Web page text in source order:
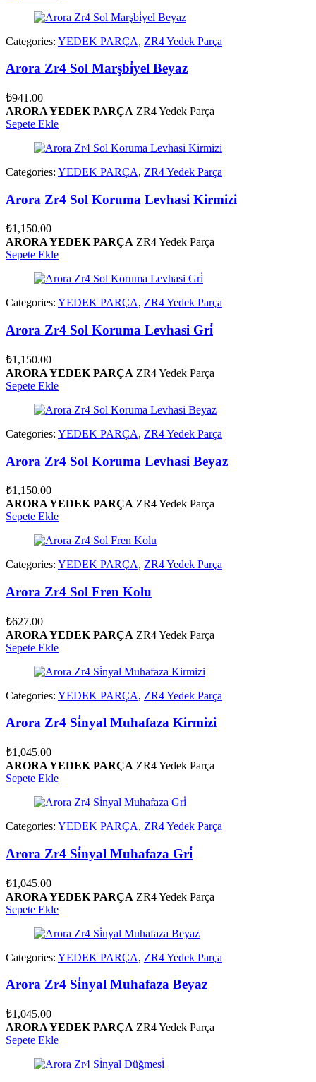
Categories: YEDEK PARÇA, ZR4 Yedek Parça
Arora Zr4 Sol Marşbi̇yel Beyaz
₺941.00
ARORA YEDEK PARÇA ZR4 Yedek Parça
Sepete Ekle
Categories: YEDEK PARÇA, ZR4 Yedek Parça
Arora Zr4 Sol Koruma Levhasi Kirmizi
₺1,150.00
ARORA YEDEK PARÇA ZR4 Yedek Parça
Sepete Ekle
Categories: YEDEK PARÇA, ZR4 Yedek Parça
Arora Zr4 Sol Koruma Levhasi Gri̇
₺1,150.00
ARORA YEDEK PARÇA ZR4 Yedek Parça
Sepete Ekle
Categories: YEDEK PARÇA, ZR4 Yedek Parça
Arora Zr4 Sol Koruma Levhasi Beyaz
₺1,150.00
ARORA YEDEK PARÇA ZR4 Yedek Parça
Sepete Ekle
Categories: YEDEK PARÇA, ZR4 Yedek Parça
Arora Zr4 Sol Fren Kolu
₺627.00
ARORA YEDEK PARÇA ZR4 Yedek Parça
Sepete Ekle
Categories: YEDEK PARÇA, ZR4 Yedek Parça
Arora Zr4 Si̇nyal Muhafaza Kirmizi
₺1,045.00
ARORA YEDEK PARÇA ZR4 Yedek Parça
Sepete Ekle
Categories: YEDEK PARÇA, ZR4 Yedek Parça
Arora Zr4 Si̇nyal Muhafaza Gri̇
₺1,045.00
ARORA YEDEK PARÇA ZR4 Yedek Parça
Sepete Ekle
Categories: YEDEK PARÇA, ZR4 Yedek Parça
Arora Zr4 Si̇nyal Muhafaza Beyaz
₺1,045.00
ARORA YEDEK PARÇA ZR4 Yedek Parça
Sepete Ekle